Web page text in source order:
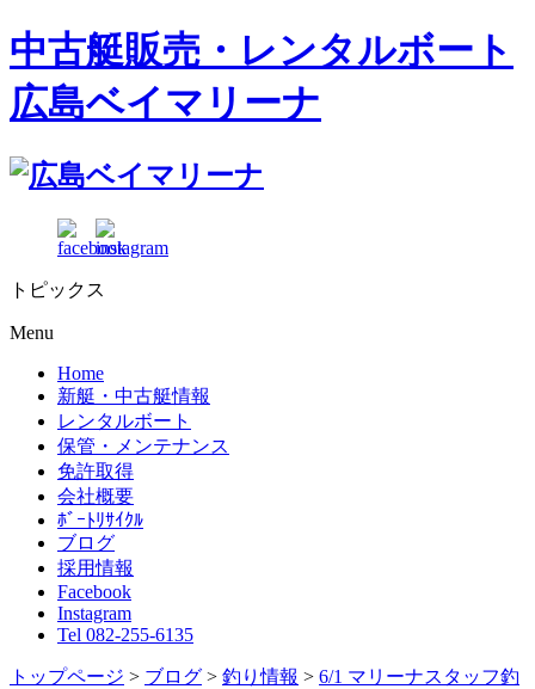
中古艇販売・レンタルボート
広島ベイマリーナ
トピックス
Menu
Home
新艇・中古艇情報
レンタルボート
保管・メンテナンス
免許取得
会社概要
ﾎﾞｰﾄﾘｻｲｸﾙ
ブログ
採用情報
Facebook
Instagram
Tel 082-255-6135
トップページ > ブログ > 釣り情報 > 6/1 マリーナスタッフ釣